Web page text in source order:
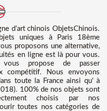
d’art chinois ObjetsChinois.
uniques à Paris 18ème
proposons une alternative,
en ligne est là pour vous.
vous propose de passer
compétitif. Nous envoyons
toute la France ainsi qu' à
100% de nos objets sont
choisis par nos
toutes nos catégories de